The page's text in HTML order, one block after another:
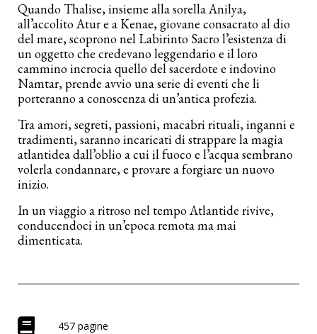
Quando Thalise, insieme alla sorella Anilya,
all’accolito Atur e a Kenae, giovane consacrato al dio
del mare, scoprono nel Labirinto Sacro l’esistenza di
un oggetto che credevano leggendario e il loro
cammino incrocia quello del sacerdote e indovino
Namtar, prende avvio una serie di eventi che li
porteranno a conoscenza di un’antica profezia.
Tra amori, segreti, passioni, macabri rituali, inganni e
tradimenti, saranno incaricati di strappare la magia
atlantidea dall’oblio a cui il fuoco e l’acqua sembrano
volerla condannare, e provare a forgiare un nuovo
inizio.
In un viaggio a ritroso nel tempo Atlantide rivive,
conducendoci in un’epoca remota ma mai
dimenticata.
457 pagine